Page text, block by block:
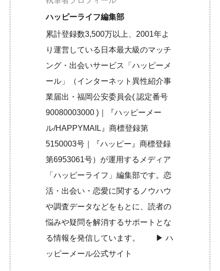
ハッピーライフ編集部
累計登録数3,500万以上、2001年よ
り運営している日本最大級のマッチ
ング・出会いサービス「ハッピーメ
ール」（インターネット異性紹介事
業届出・福岡公安委員会( 認定番号
90080003000 )｜『ハッピーメー
ル/HAPPYMAIL』商標登録第
5150003号｜『ハッピー』商標登録
第6953061号）が運用するメディア
「ハッピーライフ」編集部です。恋
活・出会い・恋愛に関するノウハウ
や調査データなどをもとに、読者の
悩みや疑問を解消するサポートとな
る情報を発信しています。 ▶︎ハ
ッピーメール公式サイト